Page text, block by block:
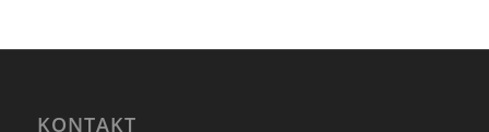
KONTAKT